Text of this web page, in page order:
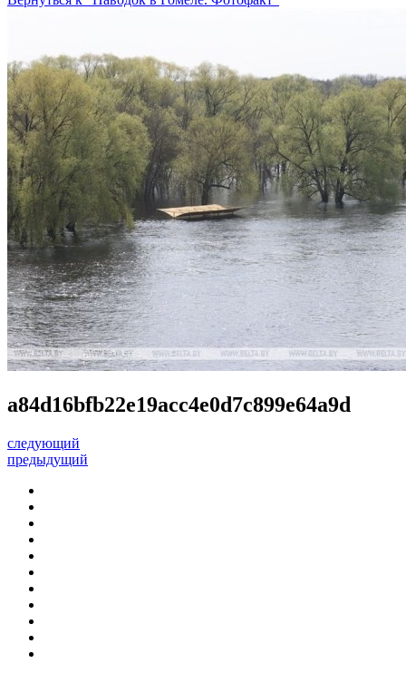
a84d16bfb22e19acc4e0d7c899e64a9d
следующий
предыдущий